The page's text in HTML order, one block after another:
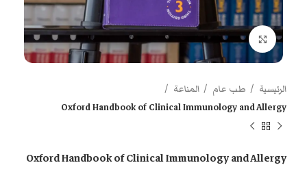
اضغط للتكبير
الرئيسية طب عام
المناعة
Oxford Handbook of Clinical Immunology and Allergy
Oxford Handbook of Clinical Immunology and Allergy